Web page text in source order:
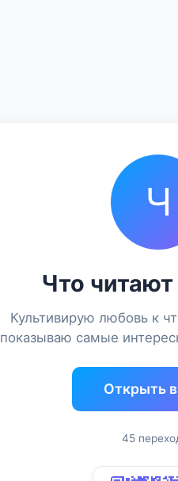
Ч
Что
Культивирую любовь к
показываю самые
Открыть
45